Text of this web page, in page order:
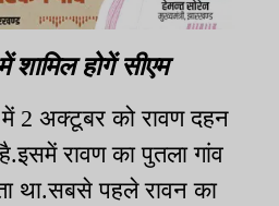
शामिल होगें सीएम
में 2 अक्टूबर को रावण दहन
रावण का पुतला गांव
था.सबसे पहले रावन का